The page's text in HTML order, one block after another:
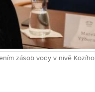
zásob vody v nivě Kozího